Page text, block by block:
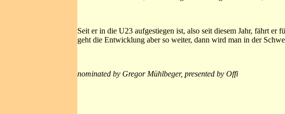
Seit er in die U23 aufgestiegen ist, also seit diesem Jahr, fährt
geht die Entwicklung aber so weiter, dann wird man in der
nominated by Gregor Mühlbeger, presented by Offi